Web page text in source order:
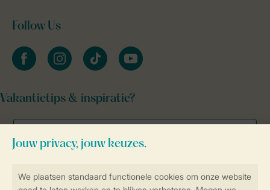
Follow Us
facebookinstagramtiktok youtube
Vakantietips & inspiratie?